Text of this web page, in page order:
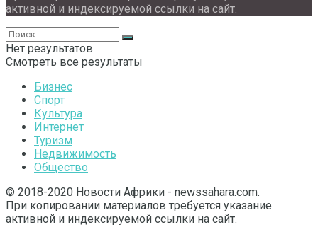
активной и индексируемой ссылки на сайт.
Нет результатов
Смотреть все результаты
Бизнес
Спорт
Культура
Интернет
Туризм
Недвижимость
Общество
© 2018-2020 Новости Африки - newssahara.com.
При копировании материалов требуется указание
активной и индексируемой ссылки на сайт.